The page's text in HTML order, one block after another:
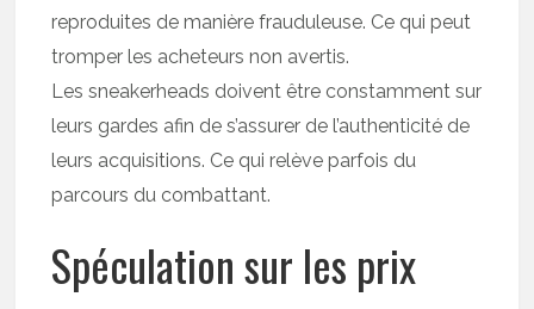
reproduites de manière frauduleuse. Ce qui peut
tromper les acheteurs non avertis.
Les sneakerheads doivent être constamment sur
leurs gardes afin de s’assurer de l’authenticité de
leurs acquisitions. Ce qui relève parfois du
parcours du combattant.
Spéculation sur les prix